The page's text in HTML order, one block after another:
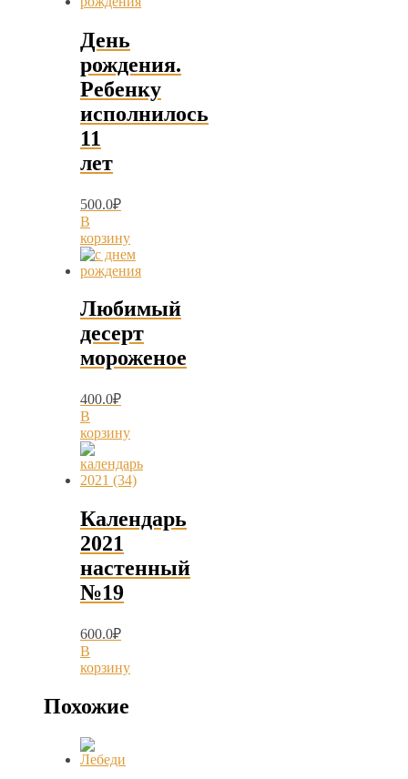
День
рождения.
Ребенку
исполнилось
11
лет
500.0₽
В
корзину
Любимый
десерт
мороженое
400.0₽
В
корзину
Календарь
2021
настенный
№19
600.0₽
В
корзину
Похожие